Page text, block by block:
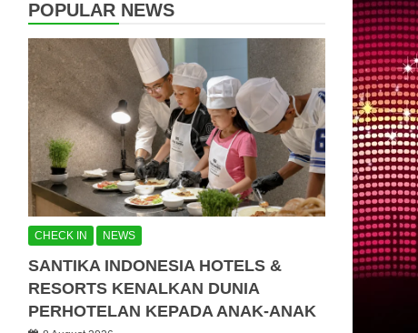
POPULAR NEWS
CHECK IN NEWS
SANTIKA INDONESIA HOTELS &
RESORTS KENALKAN DUNIA
PERHOTELAN KEPADA ANAK-ANAK